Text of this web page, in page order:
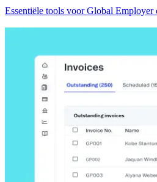
Essentiële tools voor Global